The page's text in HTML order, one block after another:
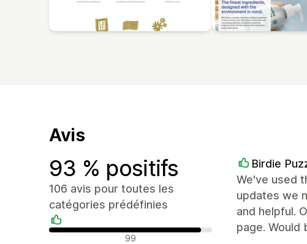
Avis
93 % positifs
106 avis pour toutes les
catégories prédéfinies
Avis positifs 99
Birdie
We've used
updates we
and helpful.
page. Would